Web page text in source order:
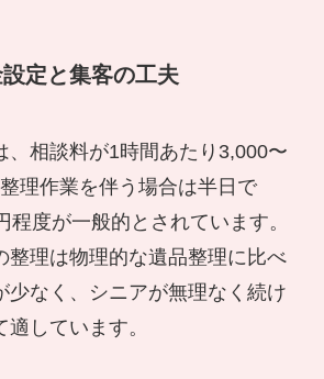
定と集客の工夫
、相談料が1時間あたり3,000〜
理作業を伴う場合は半日で
程度が一般的とされています。
整理は物理的な遺品整理に比べ
少なく、シニアが無理なく続け
しています。